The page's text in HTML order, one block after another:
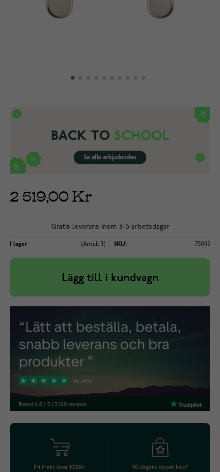
2 519,00 Kr
Gratis leverans inom 3–5 arbetsdagar
I lager (Antal: 3) SKU: 75095
Lägg till i kundvagn
Fri frakt över 1000kr 90 dagars öppet köp*